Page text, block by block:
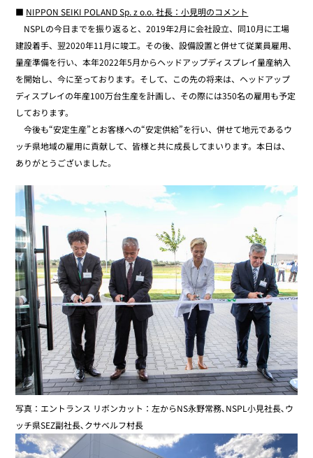
■ NIPPON SEIKI POLAND Sp. z o.o. 社長：小見明のコメント
NSPLの今日までを振り返ると、2019年2月に会社設立、同10月に工場
建設着手、翌2020年11月に竣工。その後、設備設置と併せて従業員雇用、
量産準備を行い、本年2022年5月からヘッドアップディスプレイ量産納入
を開始し、今に至っております。そして、この先の将来は、ヘッドアップ
ディスプレイの年産100万台生産を計画し、その際には350名の雇用も予定
しております。
今後も“安定生産”とお客様への“安定供給”を行い、併せて地元であるウ
ッチ県地域の雇用に貢献して、皆様と共に成長してまいります。本日は、
ありがとうございました。
写真：エントランス リボンカット：左からNS永野常務､NSPL小見社長､ウ
ッチ県SEZ副社長､クサベルフ村長